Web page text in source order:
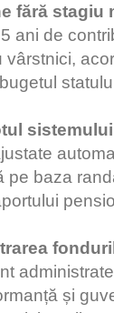
fără stagiu
ani de
vârstnici,
sistemului
pe baza
și